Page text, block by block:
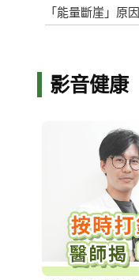
「能量斷崖」原因
影音健康